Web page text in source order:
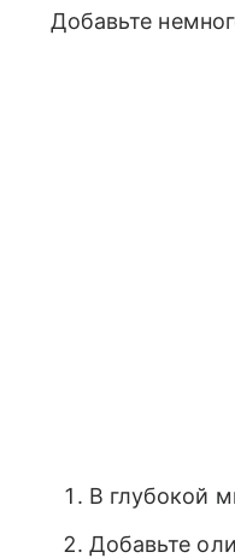
Добавьте
В глубокой
Добавьте